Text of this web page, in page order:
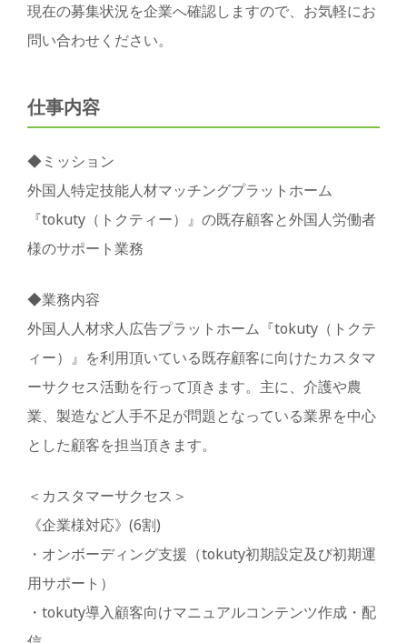
現在の募集状況を企業へ確認しますので、お気軽にお
問い合わせください。
仕事内容
◆ミッション
外国人特定技能人材マッチングプラットホーム
『tokuty（トクティー）』の既存顧客と外国人労働者
様のサポート業務
◆業務内容
外国人人材求人広告プラットホーム『tokuty（トクテ
ィー）』を利用頂いている既存顧客に向けたカスタマ
ーサクセス活動を行って頂きます。主に、介護や農
業、製造など人手不足が問題となっている業界を中心
とした顧客を担当頂きます。
＜カスタマーサクセス＞
《企業様対応》(6割)
・オンボーディング支援（tokuty初期設定及び初期運
用サポート）
・tokuty導入顧客向けマニュアルコンテンツ作成・配